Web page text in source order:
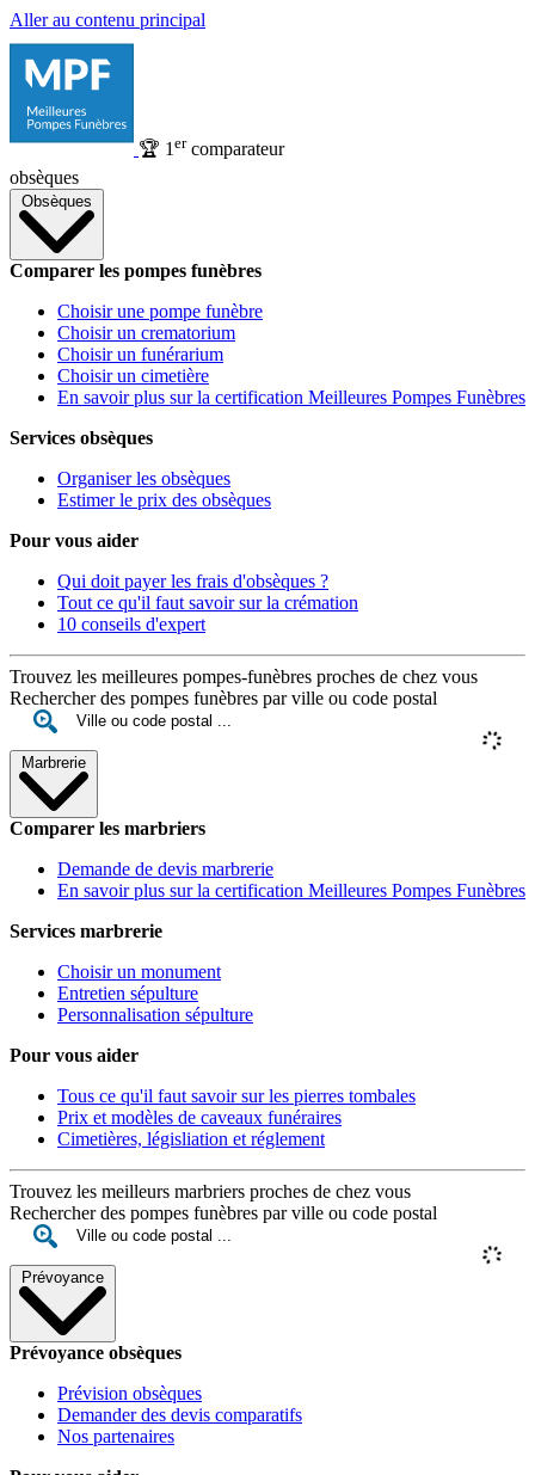
Aller au contenu principal
🏆 1 ercomparateur
obsèques
Obsèques
Comparer les pompes funèbres
Choisir une pompe funèbre
Choisir un crematorium
Choisir un funérarium
Choisir un cimetière
En savoir plus sur la certification Meilleures Pompes Funèbres
Services obsèques
Organiser les obsèques
Estimer le prix des obsèques
Pour vous aider
Qui doit payer les frais d'obsèques ?
Tout ce qu'il faut savoir sur la crémation
10 conseils d'expert
Trouvez les meilleures pompes-funèbres proches de chez vous
Rechercher des pompes funèbres par ville ou code postal
Marbrerie
Comparer les marbriers
Demande de devis marbrerie
En savoir plus sur la certification Meilleures Pompes Funèbres
Services marbrerie
Choisir un monument
Entretien sépulture
Personnalisation sépulture
Pour vous aider
Tous ce qu'il faut savoir sur les pierres tombales
Prix et modèles de caveaux funéraires
Cimetières, législiation et réglement
Trouvez les meilleurs marbriers proches de chez vous
Rechercher des pompes funèbres par ville ou code postal
Prévoyance
Prévoyance obsèques
Prévision obsèques
Demander des devis comparatifs
Nos partenaires